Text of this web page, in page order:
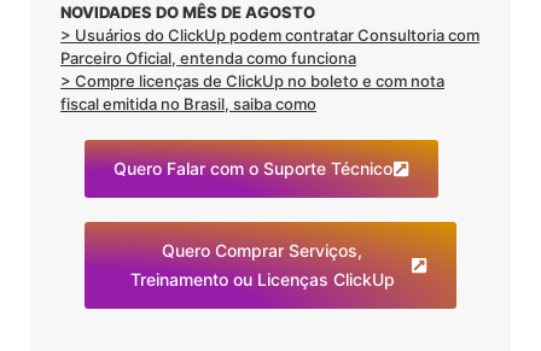
NOVIDADES DO MÊS DE AGOSTO
> Usuários do ClickUp podem contratar Consultoria com
Parceiro Oficial, entenda como funciona
> Compre licenças de ClickUp no boleto e com nota
fiscal emitida no Brasil, saiba como
Quero Falar com o Suporte Técnico
Quero Comprar Serviços,
Treinamento ou Licenças ClickUp